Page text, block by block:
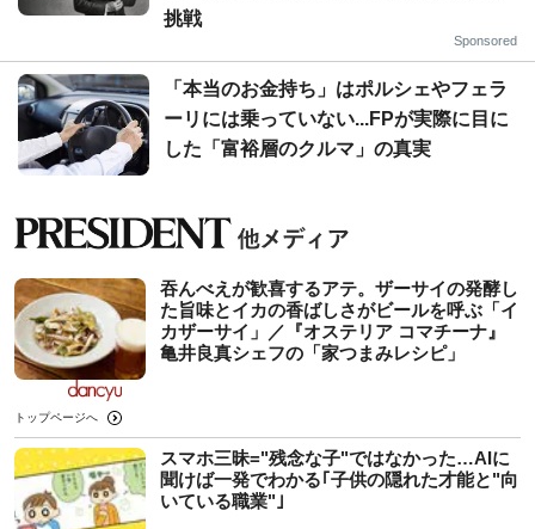
挑戦
Sponsored
「本当のお金持ち」はポルシェやフェラ
ーリには乗っていない...FPが実際に目に
した「富裕層のクルマ」の真実
吞んべえが歓喜するアテ。ザーサイの発酵し
た旨味とイカの香ばしさがビールを呼ぶ「イ
カザーサイ」／『オステリア コマチーナ』
⻲井良真シェフの「家つまみレシピ」
トップページへ
スマホ三昧="残念な子"ではなかった…AIに
聞けば一発でわかる｢子供の隠れた才能と"向
いている職業"｣